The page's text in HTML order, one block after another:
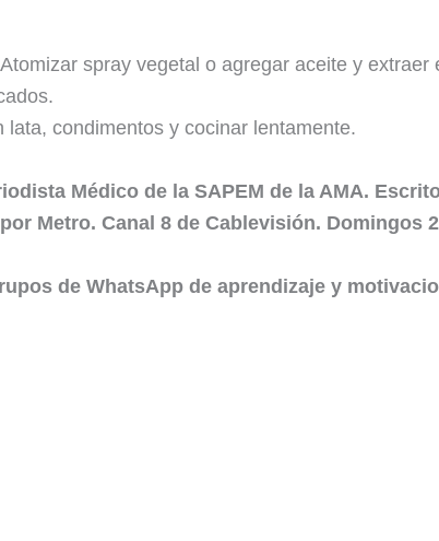
spray vegetal o agregar aceite y
condimentos y cocinar lentamente.
Médico de la SAPEM de la AMA.
Metro. Canal 8 de Cablevisión. Domingos
de WhatsApp de aprendizaje y